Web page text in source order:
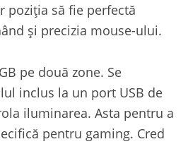
poziția să fie perfectă
și precizia mouse-ului.
pe două zone. Se
inclus la un port USB de
iluminarea. Asta pentru a
pentru gaming. Cred